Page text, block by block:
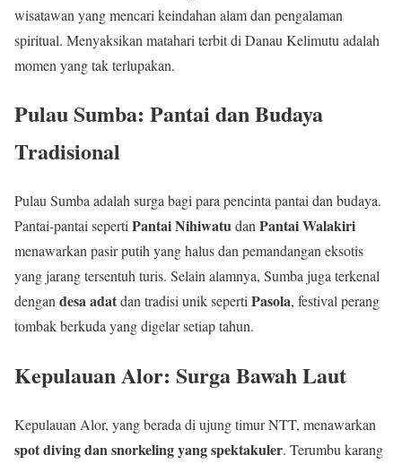
wisatawan yang mencari keindahan alam dan pengalaman
spiritual. Menyaksikan matahari terbit di Danau Kelimutu adalah
momen yang tak terlupakan.
Pulau Sumba: Pantai dan Budaya
Tradisional
Pulau Sumba adalah surga bagi para pencinta pantai dan budaya.
Pantai-pantai sepertiPantai NihiwatudanPantai Walakiri
menawarkan pasir putih yang halus dan pemandangan eksotis
yang jarang tersentuh turis. Selain alamnya, Sumba juga terkenal
dengandesa adatdan tradisi unik sepertiPasola, festival perang
tombak berkuda yang digelar setiap tahun.
Kepulauan Alor: Surga Bawah Laut
Kepulauan Alor, yang berada di ujung timur NTT, menawarkan
spot diving dan snorkeling yang spektakuler. Terumbu karang